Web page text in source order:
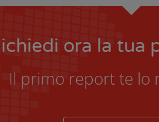
ora la tua
Il primo report te lo